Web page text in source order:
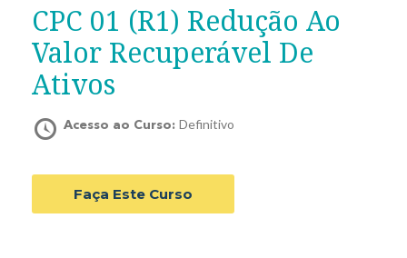
CPC 01 (R1) Redução Ao
Valor Recuperável De
Ativos
Acesso ao Curso: Definitivo
Faça Este Curso